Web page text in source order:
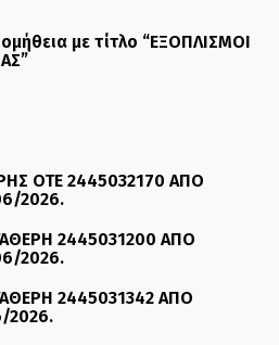
με τίτλο “ΕΞΟΠΛΙΣΜΟΙ
ΟΤΕ 2445032170 ΑΠΟ
2026.
2445031200 ΑΠΟ
2026.
2445031342 ΑΠΟ
2026.